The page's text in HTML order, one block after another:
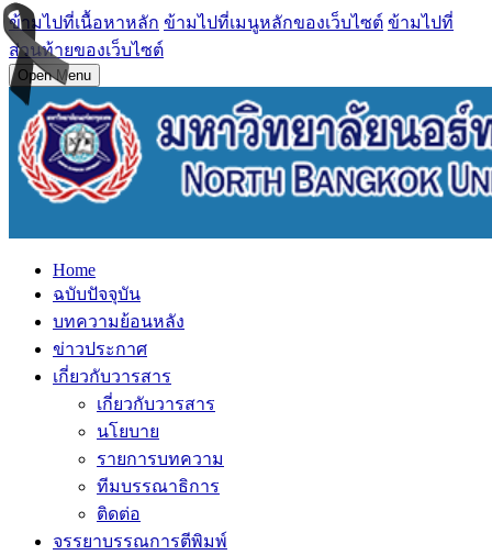
ข้ามไปที่เนื้อหาหลัก ข้ามไปที่เมนูหลักของเว็บไซต์ ข้ามไปที่
ส่วนท้ายของเว็บไซต์
Open Menu
Home
ฉบับปัจจุบัน
บทความย้อนหลัง
ข่าวประกาศ
เกี่ยวกับวารสาร
เกี่ยวกับวารสาร
นโยบาย
รายการบทความ
ทีมบรรณาธิการ
ติดต่อ
จรรยาบรรณการตีพิมพ์